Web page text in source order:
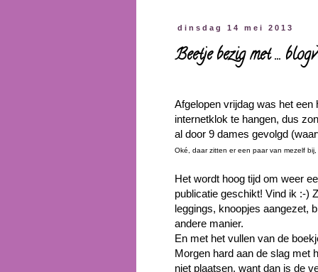
dinsdag 14 mei 2013
Beetje bezig met ...
Afgelopen vrijdag was het een
internetklok te hangen, dus
al door 9 dames gevolgd
Oké, daar zitten er een paar van mezelf
Het wordt hoog tijd om weer
publicatie geschikt! Vind ik :-)
leggings, knoopjes aangezet,
andere manier.
En met het vullen van de
Morgen hard aan de slag met
niet plaatsen, want dan is de